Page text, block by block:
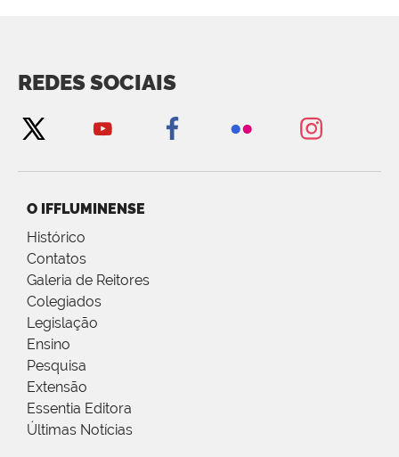
REDES SOCIAIS
O IFFLUMINENSE
Histórico
Contatos
Galeria de Reitores
Colegiados
Legislação
Ensino
Pesquisa
Extensão
Essentia Editora
Últimas Notícias